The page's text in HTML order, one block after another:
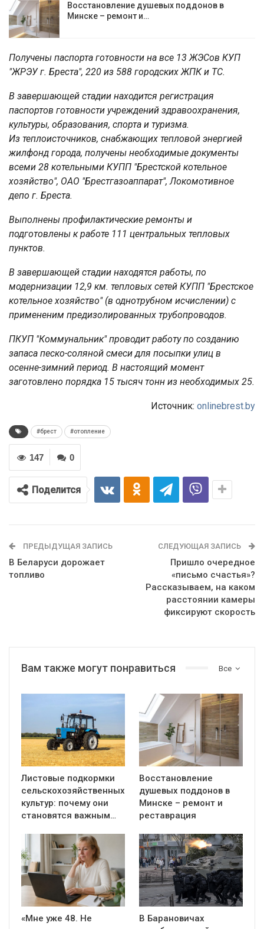
Восстановление душевых поддонов в
Минске – ремонт и…
Получены паспорта готовности на все 13 ЖЭСов КУП
"ЖРЭУ г. Бреста", 220 из 588 городских ЖПК и ТС.
В завершающей стадии находится регистрация
паспортов готовности учреждений здравоохранения,
культуры, образования, спорта и туризма.
Из теплоисточников, снабжающих тепловой энергией
жилфонд города, получены необходимые документы
всеми 28 котельными КУПП "Брестской котельное
хозяйство", ОАО "Брестгазоаппарат", Локомотивное
депо г. Бреста.
Выполнены профилактические ремонты и
подготовлены к работе 111 центральных тепловых
пунктов.
В завершающей стадии находятся работы, по
модернизации 12,9 км. тепловых сетей КУПП "Брестское
котельное хозяйство" (в однотрубном исчислении) с
примененим предизолированных трубопроводов.
ПКУП "Коммунальник" проводит работу по созданию
запаса песко-соляной смеси для посыпки улиц в
осенне-зимний период. В настоящий момент
заготовлено порядка 15 тысяч тонн из необходимых 25.
Источник: onlinebrest.by
#брест #отопление
0
147
Поделится
ПРЕДЫДУЩАЯ ЗАПИСЬ
В Беларуси дорожает
топливо
СЛЕДУЮЩАЯ ЗАПИСЬ
Пришло очередное
«письмо счастья»?
Рассказываем, на каком
расстоянии камеры
фиксируют скорость
Все
Вам также могут понравиться
Листовые подкормки
сельскохозяйственных
культур: почему они
становятся важным…
Восстановление
душевых поддонов в
Минске – ремонт и
реставрация
«Мне уже 48. Не
В Барановичах